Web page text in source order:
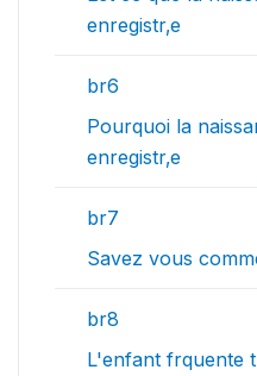
enregistr‚e
br6
Pourquoi la
enregistr‚e
br7
Savez vous
br8
L'enfant frquente